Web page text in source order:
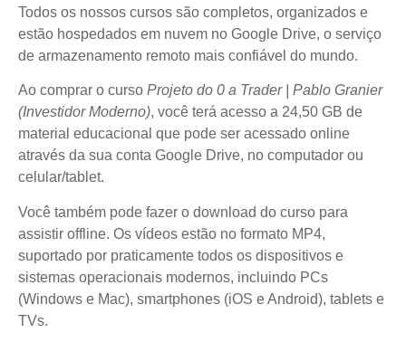
Todos os nossos cursos são completos, organizados e
estão hospedados em nuvem no Google Drive, o serviço
de armazenamento remoto mais confiável do mundo.
Ao comprar o curso Projeto do 0 a Trader | Pablo Granier
(Investidor Moderno), você terá acesso a 24,50 GB de
material educacional que pode ser acessado online
através da sua conta Google Drive, no computador ou
celular/tablet.
Você também pode fazer o download do curso para
assistir offline. Os vídeos estão no formato MP4,
suportado por praticamente todos os dispositivos e
sistemas operacionais modernos, incluindo PCs
(Windows e Mac), smartphones (iOS e Android), tablets e
TVs.